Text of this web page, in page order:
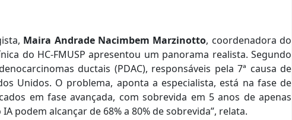
Maira Andrade Nacimbem Marzinotto, coordenadora do
do HC-FMUSP apresentou um panorama realista. Segundo
ductais (PDAC), responsáveis pela 7ª causa de
Unidos. O problema, aponta a especialista, está na fase de
em fase avançada, com sobrevida em 5 anos de apenas
podem alcançar de 68% a 80% de sobrevida”, relata.